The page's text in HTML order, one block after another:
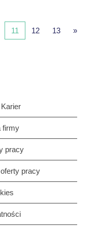
11 12 13 »
Karier
firmy
pracy
pracy